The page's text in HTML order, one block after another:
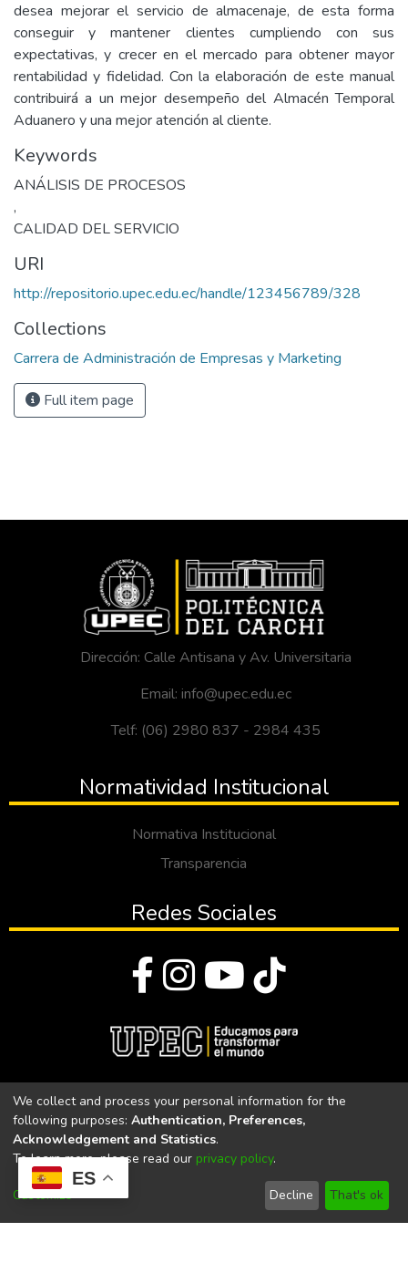
ES
desea mejorar el servicio de almacenaje, de esta forma
conseguir y mantener clientes cumpliendo con sus
expectativas, y crecer en el mercado para obtener mayor
rentabilidad y fidelidad. Con la elaboración de este manual
contribuirá a un mejor desempeño del Almacén Temporal
Aduanero y una mejor atención al cliente.
Keywords
ANÁLISIS DE PROCESOS
,
CALIDAD DEL SERVICIO
URI
http://repositorio.upec.edu.ec/handle/123456789/328
Collections
Carrera de Administración de Empresas y Marketing
Full item page
Dirección: Calle Antisana y Av. Universitaria
Email: info@upec.edu.ec
Telf: (06) 2980 837 - 2984 435
Normatividad Institucional
Normativa Institucional
Transparencia
Redes Sociales
Universidad Politécnica Estatal del Carchi
Universidad Politécnica Estatal del Carchi | Acreditada por el
CACES Resolución N°. 160-SE-33-CACES-2020
We collect and process your personal information for the
following purposes: Authentication, Preferences,
Acknowledgement and Statistics.
To learn more, please read our privacy policy.
Customize Decline That's ok